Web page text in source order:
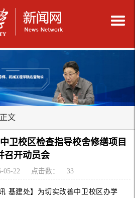
文
卫校区检查指导校舍修缮项目
召开动员会
05-22 点击数： 33
基建处】为切实改善中卫校区办学